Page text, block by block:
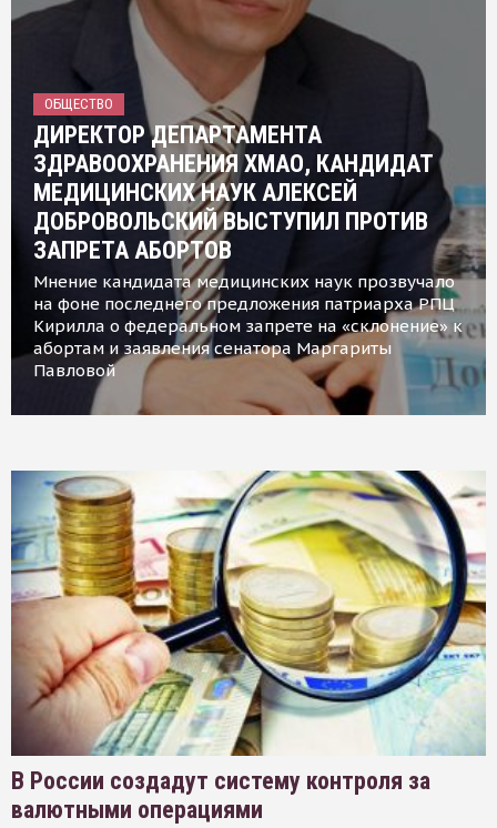
ОБЩЕСТВО
ДИРЕКТОР ДЕПАРТАМЕНТА
ЗДРАВООХРАНЕНИЯ ХМАО, КАНДИДАТ
МЕДИЦИНСКИХ НАУК АЛЕКСЕЙ
ДОБРОВОЛЬСКИЙ ВЫСТУПИЛ ПРОТИВ
ЗАПРЕТА АБОРТОВ
Мнение кандидата медицинских наук прозвучало
на фоне последнего предложения патриарха РПЦ
Кирилла о федеральном запрете на «склонение» к
абортам и заявления сенатора Маргариты
Павловой
В России создадут систему контроля за
валютными операциями